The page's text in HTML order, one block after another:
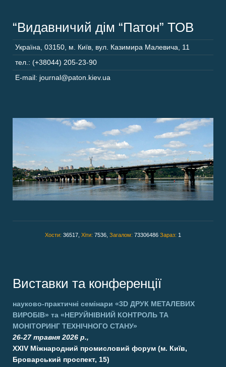
“Видавничий дім “Патон” ТОВ
Україна, 03150, м. Київ, вул. Казимира Малевича, 11
тел.: (+38044) 205-23-90
E-mail: journal@paton.kiev.ua
Хости: 36517, Хіти: 7536, Загалом: 73306486 Зараз: 1
Виставки та конференції
науково-практичні семінари «3D ДРУК МЕТАЛЕВИХ
ВИРОБІВ» та «НЕРУЙНІВНИЙ КОНТРОЛЬ ТА
МОНІТОРИНГ ТЕХНІЧНОГО СТАНУ»
26-27 травня 2026 р.,
XXIV Міжнародний промисловий форум (м. Київ,
Броварський проспект, 15)